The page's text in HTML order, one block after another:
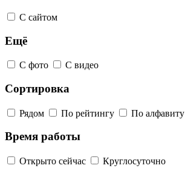
С сайтом
Ещё
С фото С видео
Сортировка
Рядом По рейтингу По алфавиту
Время работы
Открыто сейчас Круглосуточно